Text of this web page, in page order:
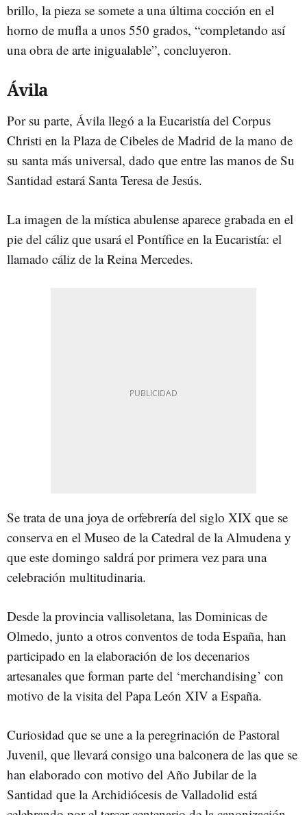
brillo, la pieza se somete a una última cocción en el
horno de mufla a unos 550 grados, “completando así
una obra de arte inigualable”, concluyeron.
Ávila
Por su parte, Ávila llegó a la Eucaristía del Corpus
Christi en la Plaza de Cibeles de Madrid de la mano de
su santa más universal, dado que entre las manos de Su
Santidad estará Santa Teresa de Jesús.
La imagen de la mística abulense aparece grabada en el
pie del cáliz que usará el Pontífice en la Eucaristía: el
llamado cáliz de la Reina Mercedes.
Se trata de una joya de orfebrería del siglo XIX que se
conserva en el Museo de la Catedral de la Almudena y
que este domingo saldrá por primera vez para una
celebración multitudinaria.
Desde la provincia vallisoletana, las Dominicas de
Olmedo, junto a otros conventos de toda España, han
participado en la elaboración de los decenarios
artesanales que forman parte del ‘merchandising’ con
motivo de la visita del Papa León XIV a España.
Curiosidad que se une a la peregrinación de Pastoral
Juvenil, que llevará consigo una balconera de las que se
han elaborado con motivo del Año Jubilar de la
Santidad que la Archidiócesis de Valladolid está